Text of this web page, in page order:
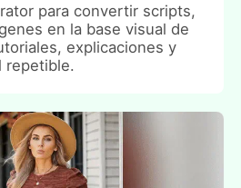
para convertir scripts,
en la base visual de
explicaciones y
repetible.